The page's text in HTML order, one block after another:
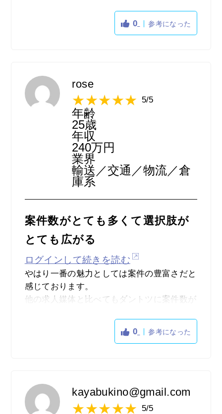
0 参考になった
rose
5/5
年齢
25歳
年収
240万円
業界
輸送／交通／物流／倉
庫系
案件数がとても多くて選択肢が
とても広がる
ログインして続きを読む
やはり一番の魅力としては案件の豊富さだと
感じております。
他の求人媒体と比べてもダントツに案件数が
たくても載せられない企業さんなども
0 参考になった
kayabukino@gmail.com
5/5